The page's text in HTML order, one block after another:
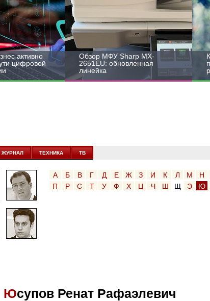
активно
цифровой
Обзор МФУ Sharp MX-
2651EU: обновленная
линейка
ЖУРНАЛ ТЕХНИКА ТВ
А Б В Г Д Е Ж З И К Л М Н
П
Р С Т У Ф Х Ц Ч Ш Щ Э Ю
Юсупов Ренат Рафаэлевич